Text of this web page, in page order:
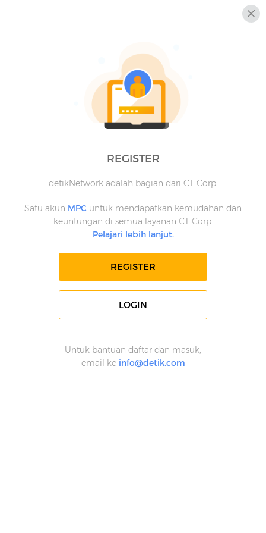
REGISTER
detikNetwork adalah bagian dari CT Corp.
Satu akun MPC untuk mendapatkan kemudahan dan
keuntungan di semua layanan CT Corp.
Pelajari lebih lanjut.
REGISTER
LOGIN
Untuk bantuan daftar dan masuk,
email ke info@detik.com